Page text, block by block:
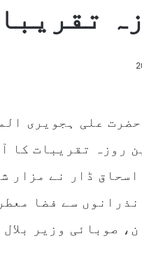
حضرت علی ہجویری
ویں عرس کی تین روزہ
ڈار نے مزار
سے فضا
صوبائی وزیر